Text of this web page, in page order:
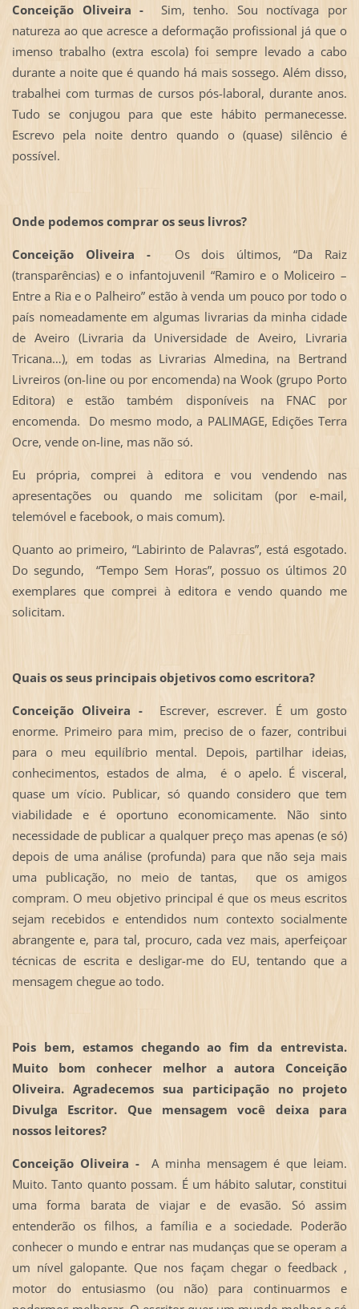
Conceição Oliveira - Sim, tenho. Sou noctívaga por
natureza ao que acresce a deformação profissional já que o
imenso trabalho (extra escola) foi sempre levado a cabo
durante a noite que é quando há mais sossego. Além disso,
trabalhei com turmas de cursos pós-laboral, durante anos.
Tudo se conjugou para que este hábito permanecesse.
Escrevo pela noite dentro quando o (quase) silêncio é
possível.
Onde podemos comprar os seus livros?
Conceição Oliveira -Os dois últimos, “Da Raiz
(transparências) e o infantojuvenil “Ramiro e o Moliceiro –
Entre a Ria e o Palheiro” estão à venda um pouco por todo o
país nomeadamente em algumas livrarias da minha cidade
de Aveiro (Livraria da Universidade de Aveiro, Livraria
Tricana…), em todas as Livrarias Almedina, na Bertrand
Livreiros (on-line ou por encomenda) na Wook (grupo Porto
Editora) e estão também disponíveis na FNAC por
encomenda. Do mesmo modo, a PALIMAGE, Edições Terra
Ocre, vende on-line, mas não só.
Eu própria, comprei à editora e vou vendendo nas
apresentações ou quando me solicitam (por e-mail,
telemóvel e facebook, o mais comum).
Quanto ao primeiro, “Labirinto de Palavras”, está esgotado.
Do segundo, “Tempo Sem Horas”, possuo os últimos 20
exemplares que comprei à editora e vendo quando me
solicitam.
Quais os seus principais objetivos como escritora?
Conceição Oliveira - Escrever, escrever. É um gosto
enorme. Primeiro para mim, preciso de o fazer, contribui
para o meu equilíbrio mental. Depois, partilhar ideias,
conhecimentos, estados de alma, é o apelo. É visceral,
quase um vício. Publicar, só quando considero que tem
viabilidade e é oportuno economicamente. Não sinto
necessidade de publicar a qualquer preço mas apenas (e só)
depois de uma análise (profunda) para que não seja mais
uma publicação, no meio de tantas, que os amigos
compram. O meu objetivo principal é que os meus escritos
sejam recebidos e entendidos num contexto socialmente
abrangente e, para tal, procuro, cada vez mais, aperfeiçoar
técnicas de escrita e desligar-me do EU, tentando que a
mensagem chegue ao todo.
Pois bem, estamos chegando ao fim da entrevista.
Muito bom conhecer melhor a autora Conceição
Oliveira. Agradecemos sua participação no projeto
Divulga Escritor. Que mensagem você deixa para
nossos leitores?
Conceição Oliveira -A minha mensagem é que leiam.
Muito. Tanto quanto possam. É um hábito salutar, constitui
uma forma barata de viajar e de evasão. Só assim
entenderão os filhos, a família e a sociedade. Poderão
conhecer o mundo e entrar nas mudanças que se operam a
um nível galopante. Que nos façam chegar o feedback ,
motor do entusiasmo (ou não) para continuarmos e